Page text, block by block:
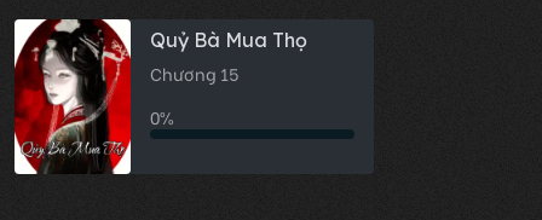
Quỷ Bà Mua Thọ
Chương 15
0%